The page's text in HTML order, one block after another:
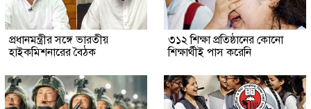
প্রধানমন্ত্রীর সঙ্গে ভারতীয়
হাইকমিশনারের বৈঠক
৩১২ শিক্ষা প্রতিষ্ঠানের কোনো
শিক্ষার্থীই পাস করেনি